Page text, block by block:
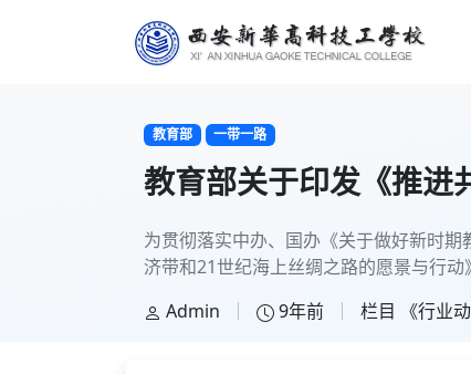
教育部 一带一路
教育部关于印发《推进
为贯彻落实中办、国办《关于做好新时
济带和21世纪海上丝绸之路的愿景与行
Admin 9年前 栏目 《行业